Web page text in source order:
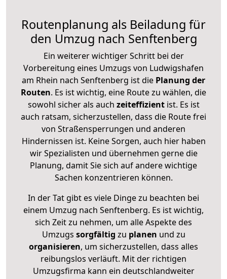
Routenplanung als Beiladung für
den Umzug nach Senftenberg
Ein weiterer wichtiger Schritt bei der
Vorbereitung eines Umzugs von Ludwigshafen
am Rhein nach Senftenberg ist die Planung der
Routen. Es ist wichtig, eine Route zu wählen, die
sowohl sicher als auch zeiteffizientist. Es ist
auch ratsam, sicherzustellen, dass die Route frei
von Straßensperrungen und anderen
Hindernissen ist. Keine Sorgen, auch hier haben
wir Spezialisten und übernehmen gerne die
Planung, damit Sie sich auf andere wichtige
Sachen konzentrieren können.
In der Tat gibt es viele Dinge zu beachten bei
einem Umzug nach Senftenberg. Es ist wichtig,
sich Zeit zu nehmen, um alle Aspekte des
Umzugs sorgfältig zu planen und zu
organisieren, um sicherzustellen, dass alles
reibungslos verläuft. Mit der richtigen
Umzugsfirma kann ein deutschlandweiter